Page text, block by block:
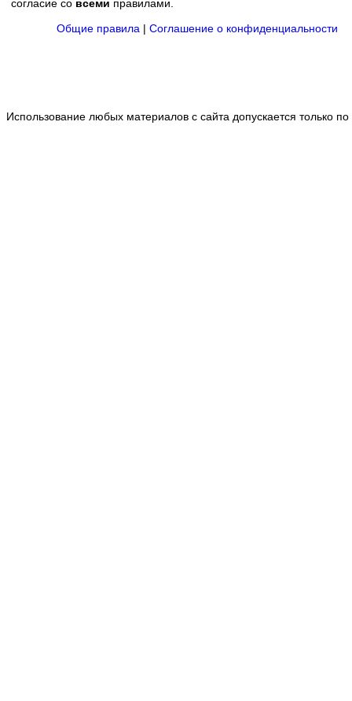
согласие со всеми правилами.
Общие правила | Соглашение о конфиденциальности
Использование любых материалов с сайта допускается только